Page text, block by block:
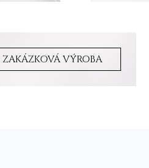
ZAKÁZKOVÁ VÝROBA